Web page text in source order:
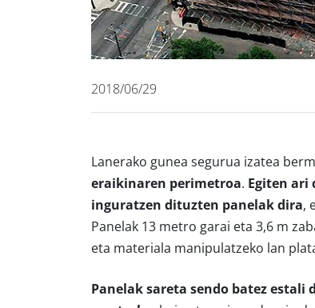
2018/06/29
Lanerako gunea segurua izatea
eraikinaren perimetroa. Egiten
inguratzen dituzten panelak dira,
Panelak 13 metro garai eta 3,6 m
eta materiala manipulatzeko lan
Panelak sareta sendo batez